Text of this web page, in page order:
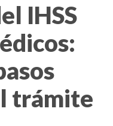
IHSS
trámite